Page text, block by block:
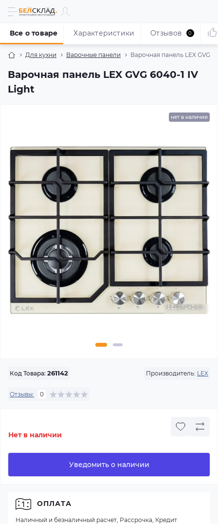
Для кухни Варочные панели Варочная панель LEX GVG
Варочная панель LEX GVG 6040-1 IV
Light
Все о товаре Характеристики Отзывов 0
нет в наличии
Код Товара: 261142 Производитель: LEX
Отзывы: 0
Нет в наличии
Уведомить о наличии
ОПЛАТА
Наличный и безналичный расчет, Рассрочка, Кредит